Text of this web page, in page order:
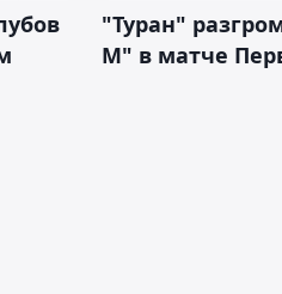
"Туран"
М" в матче